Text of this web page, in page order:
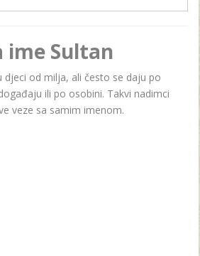
ime Sultan
djeci od milja, ali često se daju po
ili po osobini. Takvi nadimci
veze sa samim imenom.